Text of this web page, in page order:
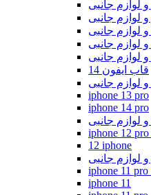
قاب ایفون 14
iphone 13 pro
iphone 14 pro
iphone 12
12 iphone
iphone 11 pro
iphone 11